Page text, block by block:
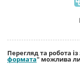
Перегляд та робота
формата" можлива